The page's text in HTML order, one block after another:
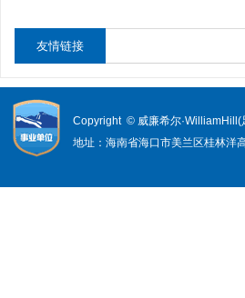
友情链接
Copyright © 威廉希尔
地址：海南省海口市美兰区桂林